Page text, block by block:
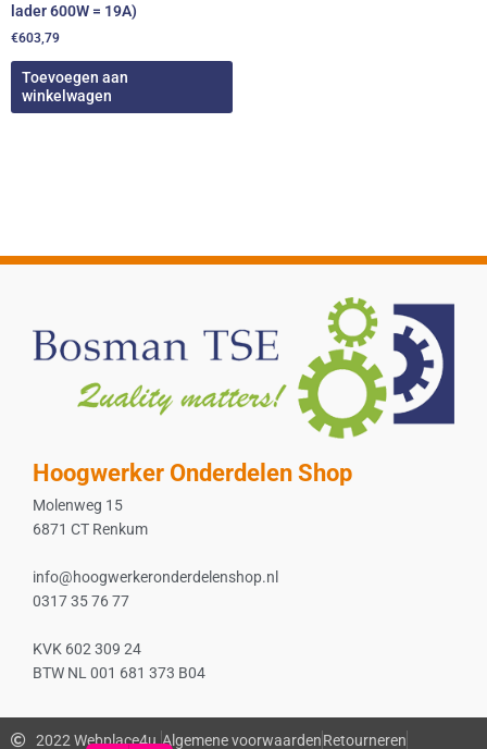
lader 600W = 19A)
€603,79
Toevoegen aan
winkelwagen
Hoogwerker Onderdelen Shop
Molenweg 15
6871 CT Renkum
info@hoogwerkeronderdelenshop.nl
0317 35 76 77
KVK 602 309 24
BTW NL 001 681 373 B04
2022 Webplace4u.Algemene voorwaardenRetourneren